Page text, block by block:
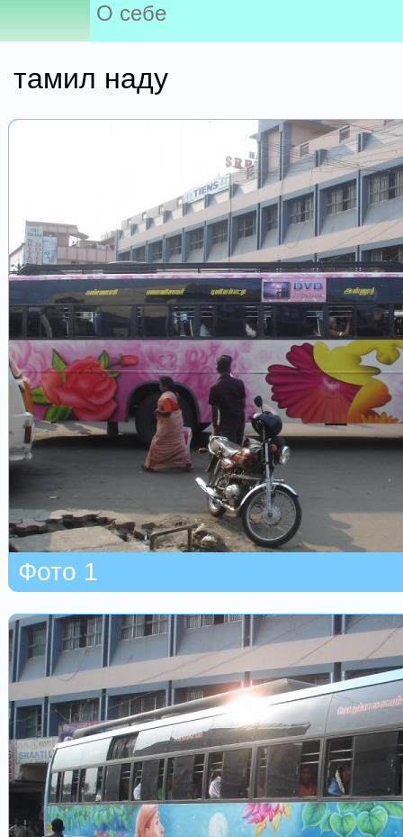
О себе
тамил наду
Фото 1